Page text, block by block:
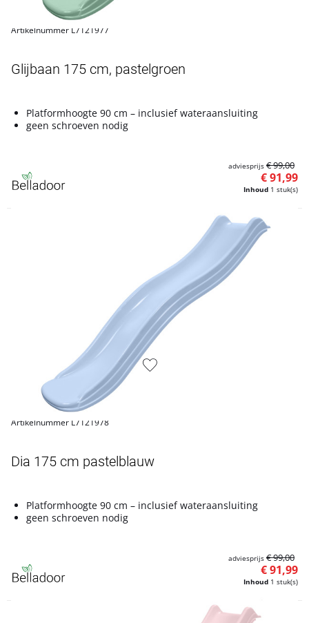
Artikelnummer L7121977
Glijbaan 175 cm, pastelgroen
Platformhoogte 90 cm – inclusief wateraansluiting
geen schroeven nodig
Inhoud 1 stuk(s)
€ 91,99
adviesprijs € 99,00
Artikelnummer L7121978
Dia 175 cm pastelblauw
Platformhoogte 90 cm – inclusief wateraansluiting
geen schroeven nodig
Inhoud 1 stuk(s)
€ 91,99
adviesprijs € 99,00